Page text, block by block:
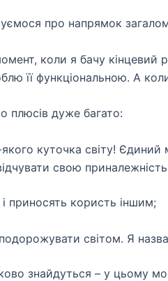
про напрямок
коли я бачу
її функціональною. А
плюсів дуже багато:
куточка світу!
свою
приносять користь іншим;
світом. Я
знайдуться – у цьому